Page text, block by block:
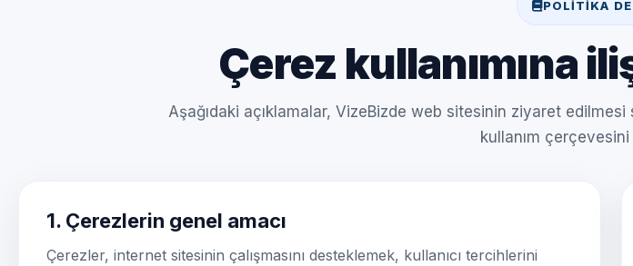
POLITIKA
Çerez kullanımına
Aşağıdaki açıklamalar, VizeBizde web sitesinin ziyaret edilmesi
kullanım çerçevesini
1. Çerezlerin genel amacı
Çerezler, internet sitesinin çalışmasını desteklemek, kullanıcı tercihlerini